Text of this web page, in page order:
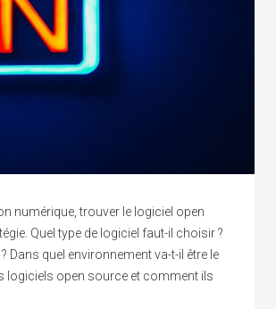
numérique, trouver le logiciel open
Quel type de logiciel faut-il choisir ?
quel environnement va-t-il être le
logiciels open source et comment ils